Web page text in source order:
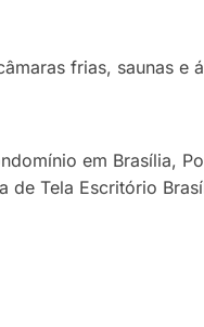
frias, saunas e
em Brasília,
de Tela Escritório